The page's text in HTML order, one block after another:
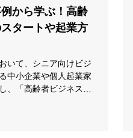
から学ぶ！高齢
タートや起業方
いて、シニア向けビジ
中小企業や個人起業家
、「高齢者ビジネスは
る方もいるかもしれま
起業家だからこそ、き